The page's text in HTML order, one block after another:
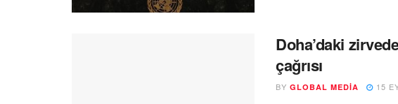
Doha’daki
çağrısı
BY GLOBAL MEDIA 15